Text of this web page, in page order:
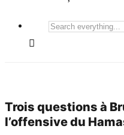
Search
Trois questions à
l’offensive du